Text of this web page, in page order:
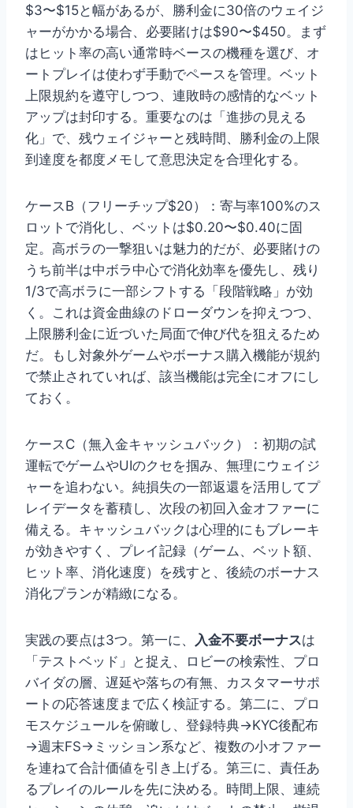
$3〜$15と幅があるが、勝利金に30倍のウェイジ
ャーがかかる場合、必要賭けは$90〜$450。まず
はヒット率の高い通常時ベースの機種を選び、オ
ートプレイは使わず手動でペースを管理。ベット
上限規約を遵守しつつ、連敗時の感情的なベット
アップは封印する。重要なのは「進捗の見える
化」で、残ウェイジャーと残時間、勝利金の上限
到達度を都度メモして意思決定を合理化する。
ケースB（フリーチップ$20）：寄与率100%のス
ロットで消化し、ベットは$0.20〜$0.40に固
定。高ボラの一撃狙いは魅力的だが、必要賭けの
うち前半は中ボラ中心で消化効率を優先し、残り
1/3で高ボラに一部シフトする「段階戦略」が効
く。これは資金曲線のドローダウンを抑えつつ、
上限勝利金に近づいた局面で伸び代を狙えるため
だ。もし対象外ゲームやボーナス購入機能が規約
で禁止されていれば、該当機能は完全にオフにし
ておく。
ケースC（無入金キャッシュバック）：初期の試
運転でゲームやUIのクセを掴み、無理にウェイジ
ャーを追わない。純損失の一部返還を活用してプ
レイデータを蓄積し、次段の初回入金オファーに
備える。キャッシュバックは心理的にもブレーキ
が効きやすく、プレイ記録（ゲーム、ベット額、
ヒット率、消化速度）を残すと、後続のボーナス
消化プランが精緻になる。
実践の要点は3つ。第一に、 入金不要ボーナスは
「テストベッド」と捉え、ロビーの検索性、プロ
バイダの層、遅延や落ちの有無、カスタマーサポ
ートの応答速度まで広く検証する。第二に、プロ
モスケジュールを俯瞰し、登録特典→KYC後配布
→週末FS→ミッション系など、複数の小オファー
を連ねて合計価値を引き上げる。第三に、責任あ
るプレイのルールを先に決める。時間上限、連続